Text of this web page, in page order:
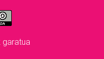
garatua